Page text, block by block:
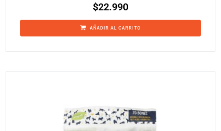
$22.990
AÑADIR AL CARRITO